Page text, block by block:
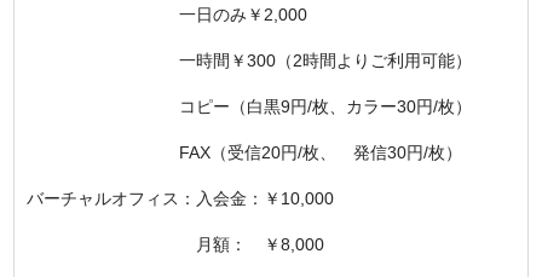
一日のみ￥2,000
一時間￥300（2時間よりご利用可能）
コピー（白黒9円/枚、カラー30円/枚）
FAX（受信20円/枚、 発信30円/枚）
バーチャルオフィス：入会金：￥10,000
月額： ￥8,000